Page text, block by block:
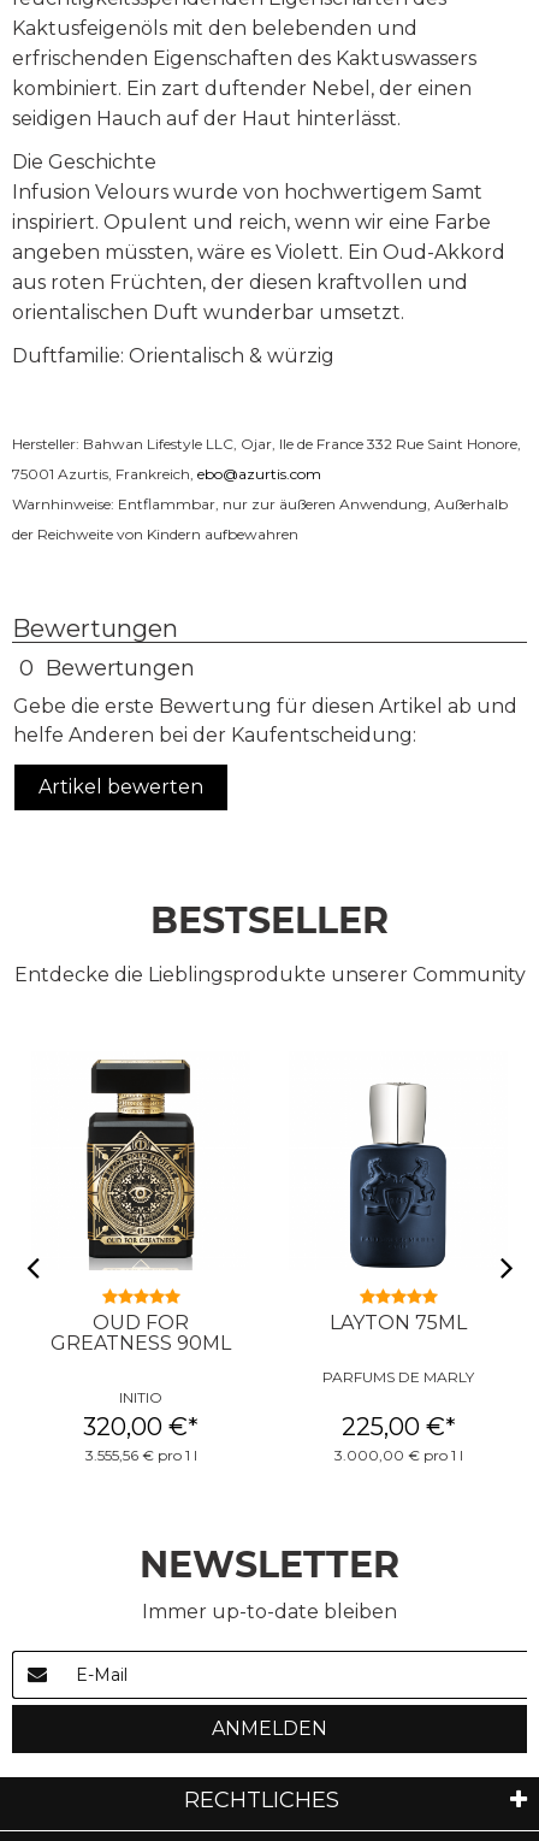
Kaktusfeigenöls mit den belebenden und
erfrischenden Eigenschaften des Kaktuswassers
kombiniert. Ein zart duftender Nebel, der einen
seidigen Hauch auf der Haut hinterlässt.
Die Geschichte
Infusion Velours wurde von hochwertigem Samt
inspiriert. Opulent und reich, wenn wir eine Farbe
angeben müssten, wäre es Violett. Ein Oud-Akkord
aus roten Früchten, der diesen kraftvollen und
orientalischen Duft wunderbar umsetzt.
Duftfamilie: Orientalisch & würzig
Hersteller: Bahwan Lifestyle LLC, Ojar, Ile de France 332 Rue Saint Honore,
75001 Azurtis, Frankreich, ebo@azurtis.com
Warnhinweise: Entflammbar, nur zur äußeren Anwendung, Außerhalb
der Reichweite von Kindern aufbewahren
Bewertungen
0 Bewertungen
Gebe die erste Bewertung für diesen Artikel ab und
helfe Anderen bei der Kaufentscheidung:
Artikel bewerten
BESTSELLER
Entdecke die Lieblingsprodukte unserer Community
OUD FOR
GREATNESS 90ML
INITIO
320,00 €*
3.555,56 € pro 1 l
LAYTON 75ML
PARFUMS DE MARLY
225,00 €*
3.000,00 € pro 1 l
NEWSLETTER
Immer up-to-date bleiben
ANMELDEN
RECHTLICHES